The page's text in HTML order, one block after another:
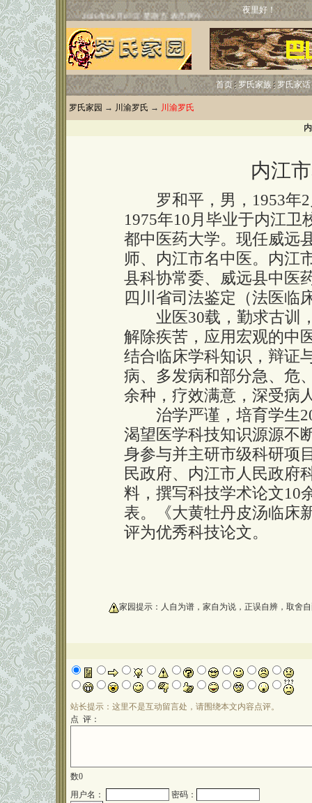
夜里好！
首页 罗氏家族 罗氏家话
罗氏家园 → 川渝罗氏 → 川渝罗氏
内江
罗和平，男，1953年2
1975年10月毕业于内江卫
都中医药大学。现任威远
师、内江市名中医。内江
县科协常委、威远县中医
四川省司法鉴定（法医临
业医30载，勤求古训，
解除疾苦，应用宏观的中
结合临床学科知识，辩证
病、多发病和部分急、危
余种，疗效满意，深受病
治学严谨，培育学生
渴望医学科技知识源源不
身参与并主研市级科研项
民政府、内江市人民政府
料，撰写科技学术论文10
表。《大黄牡丹皮汤临床
评为优秀科技论文。
家园提示：人自为谱，家自为说，正误自辨，取舍
站长提示：这里不是互动留言处，请围绕本文内容点评。
点 评：
数0
用户名：
密码：